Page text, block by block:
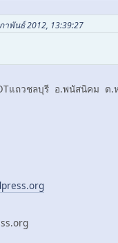
าพันธ์ 2012, 13:39:27
แถวชลบุรี อ.พนัสนิคม ต.